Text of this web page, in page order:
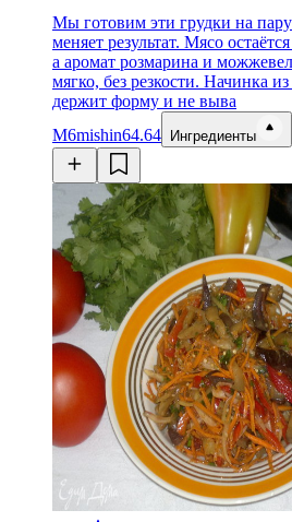
Мы готовим эти грудки на
меняет результат. Мясо
а аромат розмарина и
мягко, без резкости. Начинка
держит форму и не выва
M6mishin64.64 Ингредиенты